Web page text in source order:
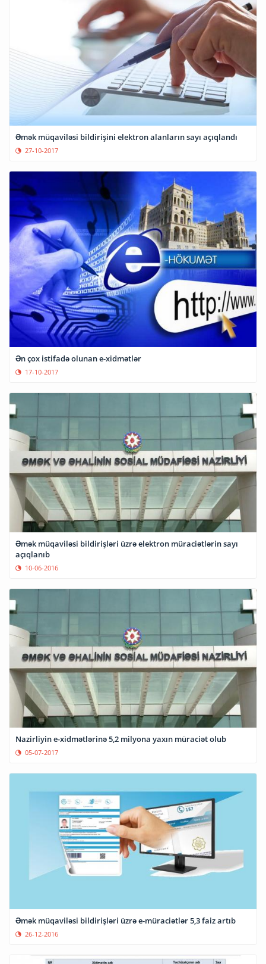
Əmək müqaviləsi bildirişini elektron alanların sayı açıqlandı
27-10-2017
Ən çox istifadə olunan e-xidmətlər
17-10-2017
Əmək müqaviləsi bildirişləri üzrə elektron müraciətlərin sayı
açıqlanıb
10-06-2016
Nazirliyin e-xidmətlərinə 5,2 milyona yaxın müraciət olub
05-07-2017
Əmək müqaviləsi bildirişləri üzrə e-müraciətlər 5,3 faiz artıb
26-12-2016